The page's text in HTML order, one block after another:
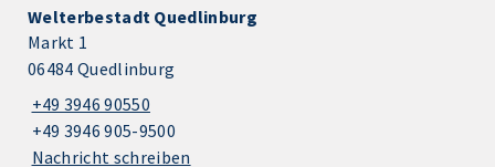
Welterbestadt Quedlinburg
Markt 1
06484 Quedlinburg
+49 3946 90550
+49 3946 905-9500
Nachricht schreiben